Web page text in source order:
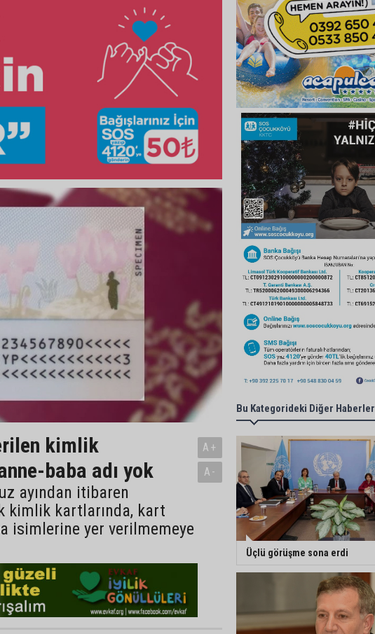
kimlik
baba adı yok
ayından itibaren
kimlik kartlarında, kart
isimlerine yer verilmemeye
A+
A-
Bu Kategorideki Diğer Haberler
Üçlü görüşme sona erdi